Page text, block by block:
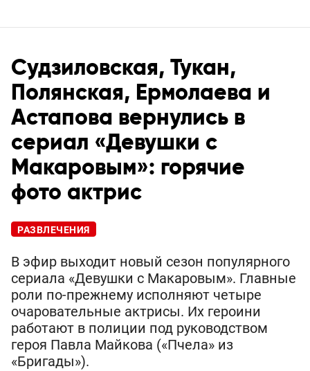
Судзиловская, Тукан,
Полянская, Ермолаева и
Астапова вернулись в
сериал «Девушки с
Макаровым»: горячие
фото актрис
РАЗВЛЕЧЕНИЯ
В эфир выходит новый сезон популярного
сериала «Девушки с Макаровым». Главные
роли по-прежнему исполняют четыре
очаровательные актрисы. Их героини
работают в полиции под руководством
героя Павла Майкова («Пчела» из
«Бригады»).